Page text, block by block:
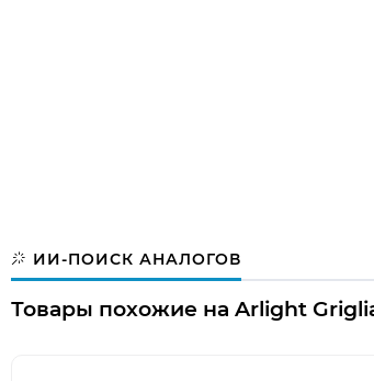
ИИ-ПОИСК АНАЛОГОВ
Товары похожие на Arlight